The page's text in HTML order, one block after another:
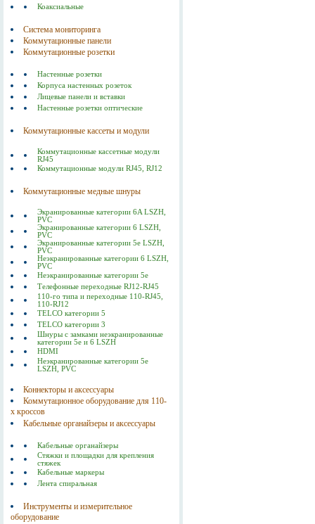
Коаксиальные
Система мониторинга
Коммутационные панели
Коммутационные розетки
Настенные розетки
Корпуса настенных розеток
Лицевые панели и вставки
Настенные розетки оптические
Коммутационные кассеты и модули
Коммутационные кассетные модули
RJ45
Коммутационные модули RJ45, RJ12
Коммутационные медные шнуры
Экранированные категории 6A LSZH,
PVC
Экранированные категории 6 LSZH,
PVC
Экранированные категории 5е LSZH,
PVC
Неэкранированные категории 6 LSZH,
PVC
Неэкранированные категории 5е
Телефонные переходные RJ12-RJ45
110-го типа и переходные 110-RJ45,
110-RJ12
TELCO категории 5
TELCO категории 3
Шнуры с замками неэкранированные
категории 5е и 6 LSZH
HDMI
Неэкранированные категории 5е
LSZH, PVC
Коннекторы и аксессуары
Коммутационное оборудование для 110-
х кроссов
Кабельные органайзеры и аксессуары
Кабельные органайзеры
Стяжки и площадки для крепления
стяжек
Кабельные маркеры
Лента спиральная
Инструменты и измерительное
оборудование